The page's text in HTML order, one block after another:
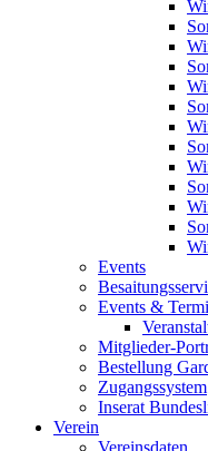
Events
Events &
Mitglieder-
Bestellung
Zugangssystem
Inserat
Verein